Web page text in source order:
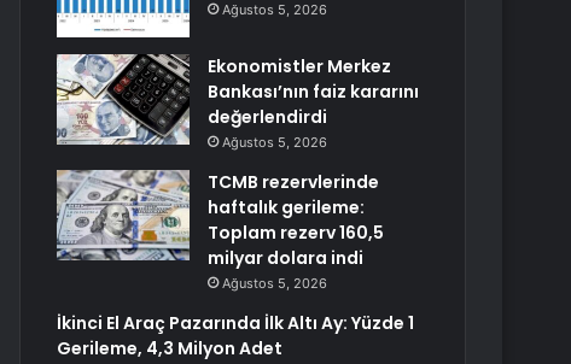
Ağustos 5, 2026
Ekonomistler Merkez
Bankası’nın faiz kararını
değerlendirdi
Ağustos 5, 2026
TCMB rezervlerinde
haftalık gerileme:
Toplam rezerv 160,5
milyar dolara indi
Ağustos 5, 2026
İkinci El Araç Pazarında İlk Altı Ay: Yüzde 1
Gerileme, 4,3 Milyon Adet